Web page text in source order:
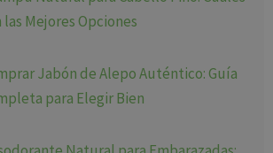
las Mejores Opciones
Jabón de Alepo Auténtico: Guía
para Elegir Bien